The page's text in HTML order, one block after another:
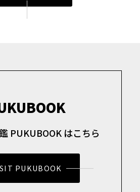
PUKUBOOK はこちら
PUKUBOOK